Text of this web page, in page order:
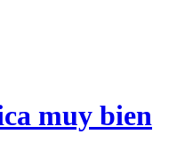
muy bien